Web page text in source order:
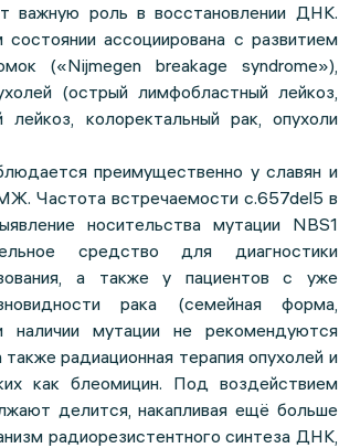
важную роль в восстановлении ДНК.
ассоциирована с развитием
(«Nijmegen breakage syndrome»),
(острый лимфобластный лейкоз,
колоректальный рак, опухоли
преимущественно у славян и
Частота встречаемости c.657del5 в
носительства мутации NBS1
средство для диагностики
а также у пациентов с уже
рака (семейная форма,
наличии мутации не рекомендуются
радиационная терапия опухолей и
как блеомицин. Под воздействием
делится, накапливая ещё больше
радиорезистентного синтеза ДНК,